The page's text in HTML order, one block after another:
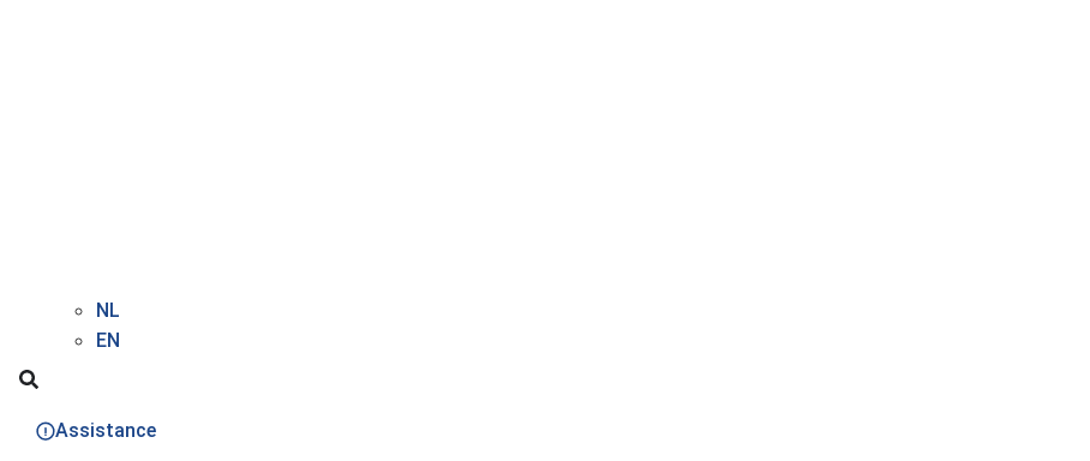
NL
EN
Assistance